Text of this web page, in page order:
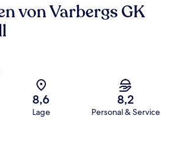
von Varbergs GK
8,6
Lage
8,2
Personal & Service